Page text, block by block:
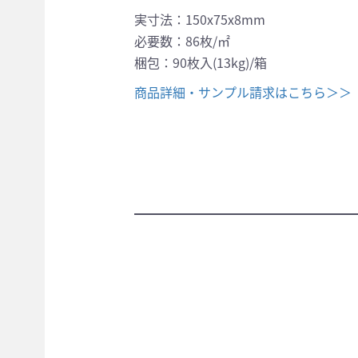
実寸法：150x75x8mm
必要数：86枚/㎡
梱包：90枚入(13kg)/箱
商品詳細・サンプル請求はこちら＞＞